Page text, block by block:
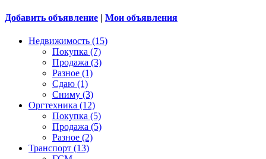
Добавить объявление | Мои объявления
Недвижимость (15)
Покупка (7)
Продажа (3)
Разное (1)
Сдаю (1)
Сниму (3)
Оргтехника (12)
Покупка (5)
Продажа (5)
Разное (2)
Транспорт (13)